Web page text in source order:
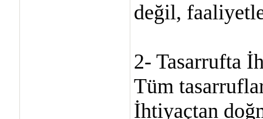
değil,
2- Tasarrufta
Tüm
İhtiyaçtan